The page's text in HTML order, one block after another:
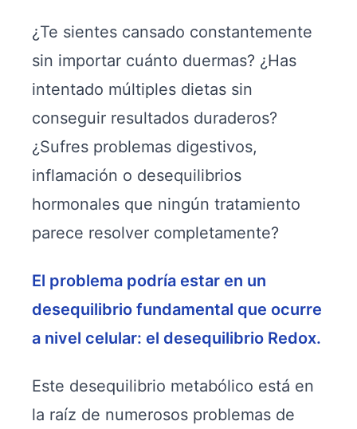
¿Te sientes cansado constantemente
sin importar cuánto duermas? ¿Has
intentado múltiples dietas sin
conseguir resultados duraderos?
¿Sufres problemas digestivos,
inflamación o desequilibrios
hormonales que ningún tratamiento
parece resolver completamente?
El problema podría estar en un
desequilibrio fundamental que ocurre
a nivel celular: el desequilibrio Redox.
Este desequilibrio metabólico está en
la raíz de numerosos problemas de